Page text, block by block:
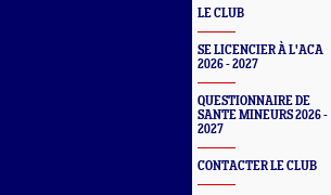
LE CLUB
SE LICENCIER À L'ACA
2026 - 2027
QUESTIONNAIRE DE
SANTE MINEURS 2026 -
2027
CONTACTER LE CLUB